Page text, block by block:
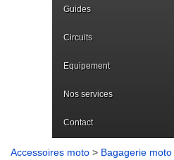
Guides
Circuits
Equipement
Nos services
Contact
Accessoires moto > Bagagerie moto